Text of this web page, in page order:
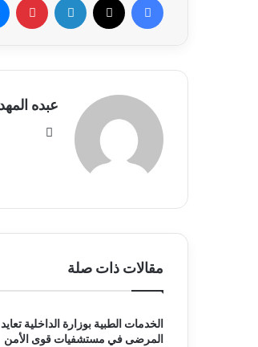
عبده
مقالات ذات صلة
الخدمات الطبية بوزارة الداخلية تعايد
المرضى في مستشفيات قوى الأمن